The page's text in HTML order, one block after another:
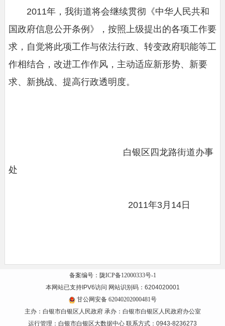
2011年，我街道将会继续贯彻《中华人民共和
国政府信息公开条例》，按照上级提出的各项工作要
求，自觉将此项工作与依法行政、转变政府职能等工
作相结合，改进工作作风，主动适应新形势、新要
求、新挑战、提高行政透明度。
白银区四龙路街道办事
处
2011年3月14日
备案编号：陇ICP备12000333号-1
本网站已支持IPV6访问 网站识别码：6204020001
甘公网安备 62040202000481号
主办：白银市白银区人民政府 承办：白银市白银区人民政府办公室
运行管理：白银市白银区大数据中心 联系方式：0943-8236273